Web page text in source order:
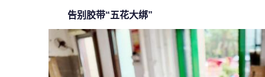
告别胶带“五花大绑”